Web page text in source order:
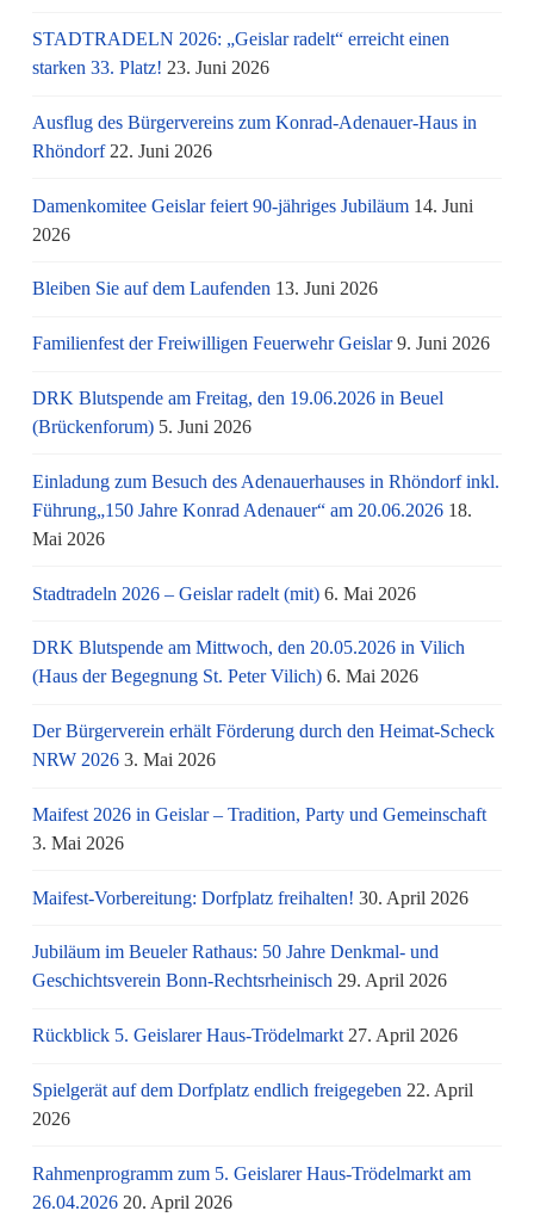
STADTRADELN 2026: „Geislar radelt“ erreicht einen
starken 33. Platz! 23. Juni 2026
Ausflug des Bürgervereins zum Konrad-Adenauer-Haus in
Rhöndorf 22. Juni 2026
Damenkomitee Geislar feiert 90-jähriges Jubiläum 14. Juni
2026
Bleiben Sie auf dem Laufenden 13. Juni 2026
Familienfest der Freiwilligen Feuerwehr Geislar 9. Juni 2026
DRK Blutspende am Freitag, den 19.06.2026 in Beuel
(Brückenforum) 5. Juni 2026
Einladung zum Besuch des Adenauerhauses in Rhöndorf inkl.
Führung„150 Jahre Konrad Adenauer“ am 20.06.2026 18.
Mai 2026
Stadtradeln 2026 – Geislar radelt (mit) 6. Mai 2026
DRK Blutspende am Mittwoch, den 20.05.2026 in Vilich
(Haus der Begegnung St. Peter Vilich) 6. Mai 2026
Der Bürgerverein erhält Förderung durch den Heimat-Scheck
NRW 2026 3. Mai 2026
Maifest 2026 in Geislar – Tradition, Party und Gemeinschaft
3. Mai 2026
Maifest-Vorbereitung: Dorfplatz freihalten! 30. April 2026
Jubiläum im Beueler Rathaus: 50 Jahre Denkmal- und
Geschichtsverein Bonn-Rechtsrheinisch 29. April 2026
Rückblick 5. Geislarer Haus-Trödelmarkt 27. April 2026
Spielgerät auf dem Dorfplatz endlich freigegeben 22. April
2026
Rahmenprogramm zum 5. Geislarer Haus-Trödelmarkt am
26.04.2026 20. April 2026